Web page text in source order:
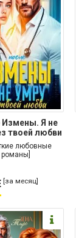
Измены. Я не
твоей любви
любовные
романы]
[за месяц]